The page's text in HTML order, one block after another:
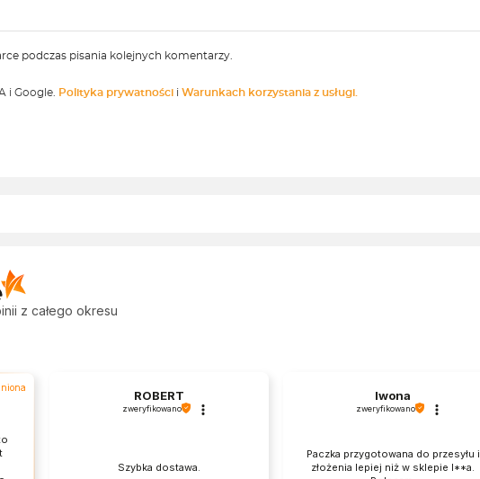
podczas pisania kolejnych komentarzy.
i Google. Polityka prywatności i Warunkach korzystania z usługi.
z całego okresu
ROBERT
zweryfikowano
Szybka dostawa.
Iwona
zweryfikowano
Paczka przygotowana do przesyłu i
złożenia lepiej niż w sklepie I**a.